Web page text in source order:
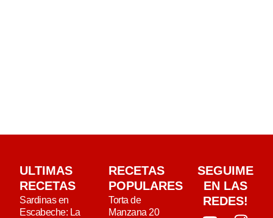
ULTIMAS
RECETAS
Sardinas en
Escabeche: La
RECETAS
POPULARES
Torta de
Manzana 20
SEGUIME
EN LAS
REDES!